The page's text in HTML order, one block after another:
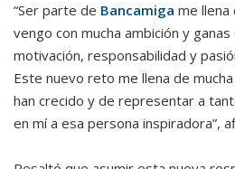
“Ser parte de Bancamiga me llena
vengo con mucha ambición y
motivación, responsabilidad y
Este nuevo reto me llena de
han crecido y de representar a
en mí a esa persona inspiradora”,